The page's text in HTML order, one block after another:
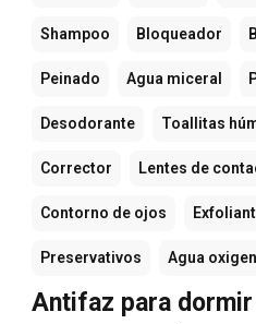
Shampoo Bloqueador
Peinado Agua miceral
Desodorante Toallitas
Corrector Lentes de
Contorno de ojos
Preservativos Agua
Antifaz para